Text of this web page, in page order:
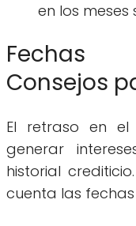
en los meses
Fechas
Consejos
El retraso en
generar
historial
cuenta las